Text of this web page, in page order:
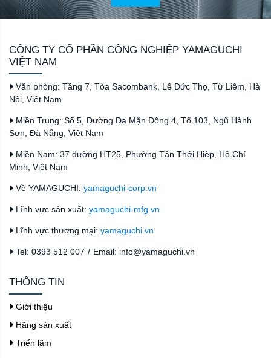
CÔNG TY CỔ PHẦN CÔNG NGHIỆP YAMAGUCHI
VIỆT NAM
Văn phòng: Tầng 7, Tòa Sacombank, Lê Đức Thọ, Từ Liêm, Hà
Nội, Việt Nam
Miền Trung: Số 5, Đường Đa Mặn Đông 4, Tổ 103, Ngũ Hành
Sơn, Đà Nẵng, Việt Nam
Miền Nam: 37 đường HT25, Phường Tân Thới Hiệp, Hồ Chí
Minh, Việt Nam
Về YAMAGUCHI: yamaguchi-corp.vn
Lĩnh vực sản xuất: yamaguchi-mfg.vn
Lĩnh vực thương mại: yamaguchi.vn
Tel: 0393 512 007 / Email: info@yamaguchi.vn
THÔNG TIN
Giới thiệu
Hãng sản xuất
Triển lãm